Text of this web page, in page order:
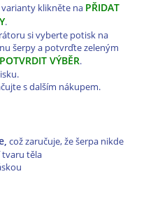
varianty klikněte na PŘIDAT
.
si vyberte potisk na
šerpy a potvrďte zeleným
POTVRDIT VÝBĚR.
s dalším nákupem.
což zaručuje, že šerpa nikde
tvaru těla